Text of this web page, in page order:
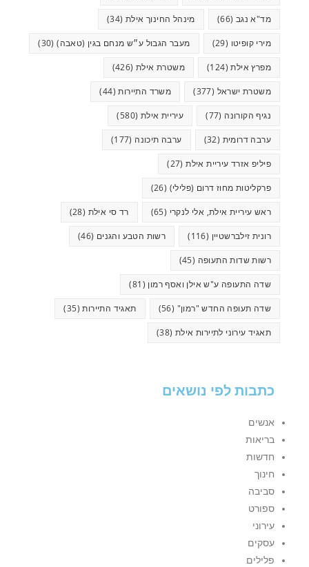
מד"א נגב (66) מינהל החינוך אילת (34)
מירי קופיטו (29) מעבר הגבול ע״ש מנחם בגין (טאבה)(30)
מפרץ אילת(124) משטרת אילת (426)
משטרת ישראל (377) משרד התיירות(44)
נגיף הקורונה (77) עיריית אילת (580)
ערבה דרומית (32) ערבה תיכונה (177)
פיליפ אזרד עיריית אילת(27)
פרקליטות מחוז דרום (פלילי) (26)
ראש עיריית אילת, אלי לנקרי (65) רד סי אילת (28)
רונית זילברשטיין (116) רשות הטבע והגנים (46)
רשות שדות התעופה (45)
שדה התעופה ע"ש אילן ואסף רמון (81)
שדה תעופה החדש "רמון" (56) תאגיד התיירות(35)
תאגיד עירוני לתיירות אילת (38)
כתבות לפי נושאים
אנשים
בריאות
חדשות
חינוך
סביבה
ספורט
עירוני
עסקים
פלילים